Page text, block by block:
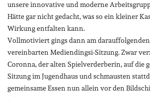
unsere innovative und moderne
Hätte gar nicht gedacht, was so ein kleiner
Wirkung entfalten kann.
Vollmotiviert gings dann am
vereinbarten Mediendingsi-Sitzung. Zwar
Coronna, der alten Spielverderberin, auf die
Sitzung im Jugendhaus und schmausten
gemeinsame Essen nun allein vor den